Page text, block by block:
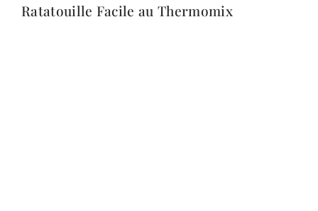
Ratatouille Facile au Thermomix